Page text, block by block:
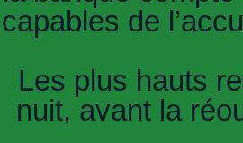
capables de
Les plus hauts
nuit, avant la